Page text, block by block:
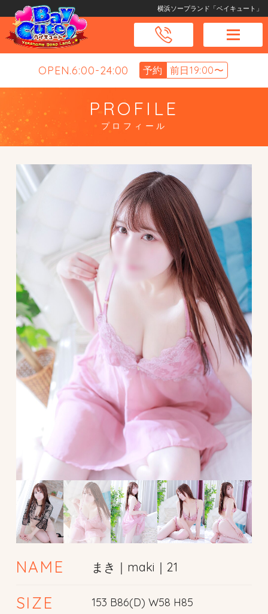
横浜ソープランド「ベイキュート」
OPEN.6:00-24:00 予約 前日19:00〜
PROFILE
プロフィール
NAME まき｜maki｜21
SIZE 153 B86(D) W58 H85